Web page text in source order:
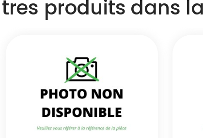
produits dans